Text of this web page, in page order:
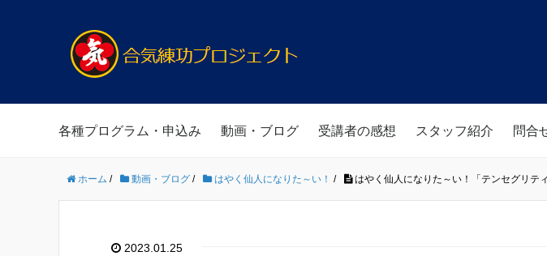
各種プログラム・申込み 動画・ブログ 受講者の感想 スタッフ紹介 問合
ホーム / 動画・ブログ / はやく仙人になりた～い！ / はやく仙人になりた～い！「テンセグリテ
2023.01.25